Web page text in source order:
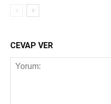
CEVAP VER